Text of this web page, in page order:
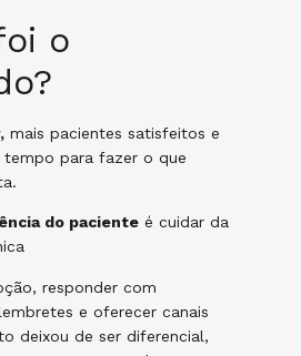
o
mais pacientes satisfeitos e
para fazer o que
do paciente é cuidar da
responder com
e oferecer canais
deixou de ser diferencial,